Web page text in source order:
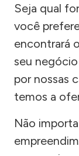
Seja qual
você
encontrará
seu
por nossas
temos a
Não